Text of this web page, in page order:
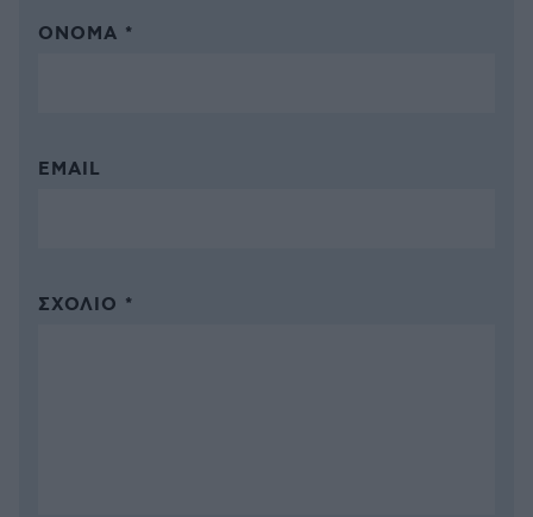
ΌΝΟΜΑ *
EMAIL
ΣΧΌΛΙΟ *